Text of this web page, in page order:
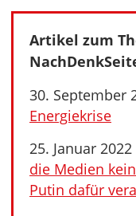
Artikel zum
30. September
Energiekrise
25. Januar 2022
die Medien
Putin dafür